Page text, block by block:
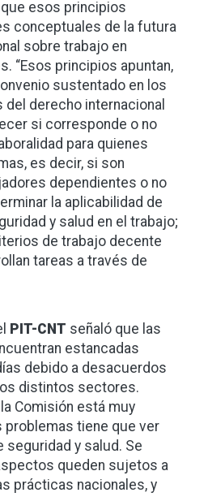
esos principios
conceptuales de la futura
sobre trabajo en
“Esos principios apuntan,
sustentado en los
derecho internacional
si corresponde o no
para quienes
es decir, si son
dependientes o no
la aplicabilidad de
y salud en el trabajo;
de trabajo decente
tareas a través de
PIT-CNT señaló que las
estancadas
debido a desacuerdos
distintos sectores.
Comisión está muy
problemas tiene que ver
y salud. Se
queden sujetos a
prácticas nacionales, y